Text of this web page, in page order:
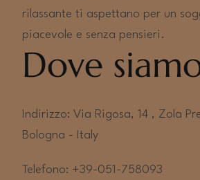
rilassante ti aspettano per un
piacevole e senza pensieri.
Dove
Indirizzo: Via Rigosa, 14 , Zola
Bologna - Italy
Telefono: +39-051-758093